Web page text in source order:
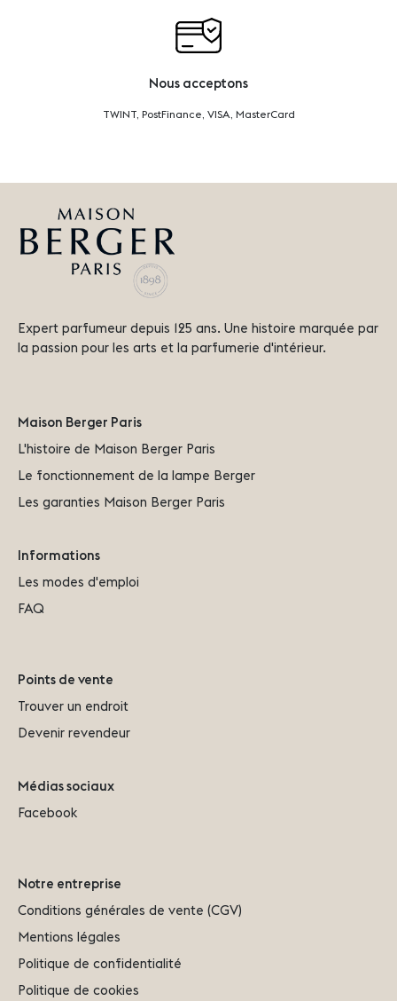
Nous acceptons
TWINT, PostFinance, VISA, MasterCard
Expert parfumeur depuis 125 ans. Une histoire marquée par
la passion pour les arts et la parfumerie d'intérieur.
Maison Berger Paris
L'histoire de Maison Berger Paris
Le fonctionnement de la lampe Berger
Les garanties Maison Berger Paris
Informations
Les modes d'emploi
FAQ
Points de vente
Trouver un endroit
Devenir revendeur
Médias sociaux
Facebook
Notre entreprise
Conditions générales de vente (CGV)
Mentions légales
Politique de confidentialité
Politique de cookies